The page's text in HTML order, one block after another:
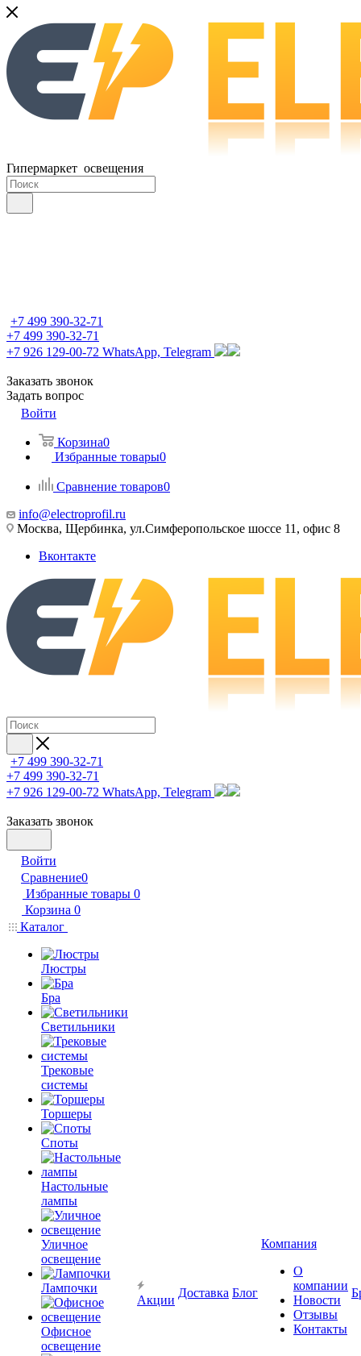
Гипермаркет освещения
+7 499 390-32-71
+7 499 390-32-71
+7 926 129-00-72 WhatsApp, Telegram
Заказать звонок
Задать вопрос
Войти
Корзина0
Избранные товары0
Сравнение товаров0
info@electroprofil.ru
Москва, Щербинка, ул.Симферопольское шоссе 11, офис 8
Вконтакте
+7 499 390-32-71
+7 499 390-32-71
+7 926 129-00-72 WhatsApp, Telegram
Заказать звонок
Войти
Сравнение0
Избранные товары 0
Корзина 0
Каталог
Люстры
Бра
Светильники
Трековые
системы
Торшеры
Споты
Настольные
лампы
Уличное
освещение
Лампочки
Офисное
освещение
Акции
Доставка Блог
Компания
О
компании
Новости
Отзывы
Контакты